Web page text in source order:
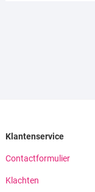
Klantenservice
Contactformulier
Klachten